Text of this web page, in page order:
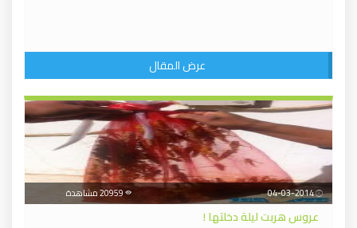
عرض المقال
04-03-2014
عروس هربت ليلة دخلتها !